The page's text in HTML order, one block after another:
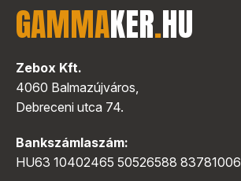
GAMMAKER.HU
Zebox Kft.
4060 Balmazújváros,
Debreceni utca 74.
Bankszámlaszám:
HU63 10402465 50526588 83781006